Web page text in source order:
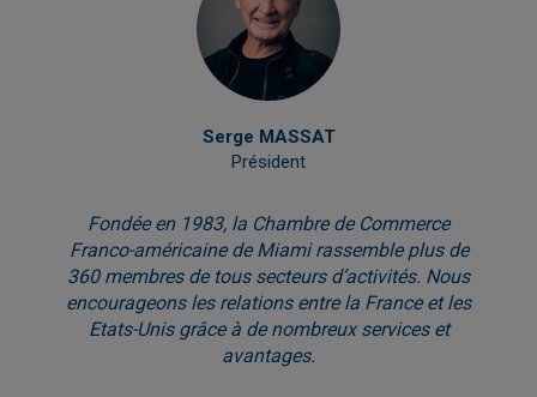
Serge MASSAT
Président
Fondée en 1983, la Chambre de Commerce
Franco-américaine de Miami rassemble plus de
360 membres de tous secteurs d’activités. Nous
encourageons les relations entre la France et les
Etats-Unis grâce à de nombreux services et
avantages.